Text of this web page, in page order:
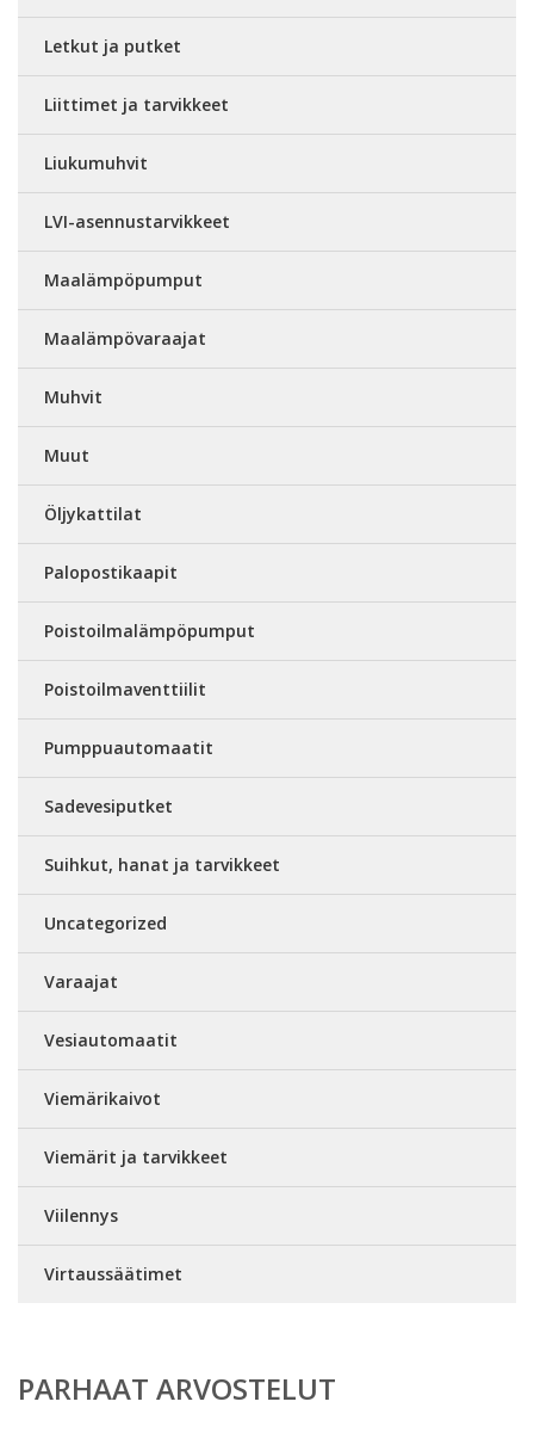
Letkut ja putket
Liittimet ja tarvikkeet
Liukumuhvit
LVI-asennustarvikkeet
Maalämpöpumput
Maalämpövaraajat
Muhvit
Muut
Öljykattilat
Palopostikaapit
Poistoilmalämpöpumput
Poistoilmaventtiilit
Pumppuautomaatit
Sadevesiputket
Suihkut, hanat ja tarvikkeet
Uncategorized
Varaajat
Vesiautomaatit
Viemärikaivot
Viemärit ja tarvikkeet
Viilennys
Virtaussäätimet
PARHAAT ARVOSTELUT